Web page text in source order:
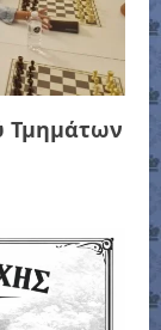
Τμημάτων